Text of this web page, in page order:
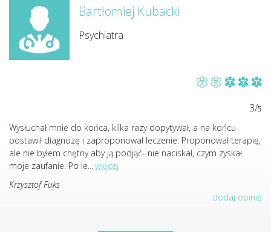
Bartłomiej Kubacki
Psychiatra
3/5
Wysłuchał mnie do końca, kilka razy dopytywał, a na końcu
postawił diagnozę i zaproponował leczenie. Proponował terapię,
ale nie byłem chętny aby ją podjąć- nie naciskał, czym zyskał
moje zaufanie. Po le...więcej
Krzysztof Fuks
dodaj opinię